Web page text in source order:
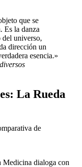
que se
Es la danza
universo,
dirección un
esencia.»
La Rueda
Medicina dialoga con